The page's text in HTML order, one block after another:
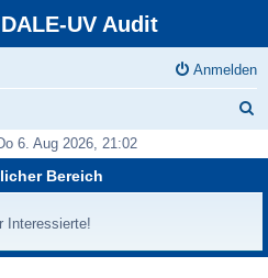
UV Audit
Anmelden
6. Aug 2026, 21:02
Bereich
Interessierte!